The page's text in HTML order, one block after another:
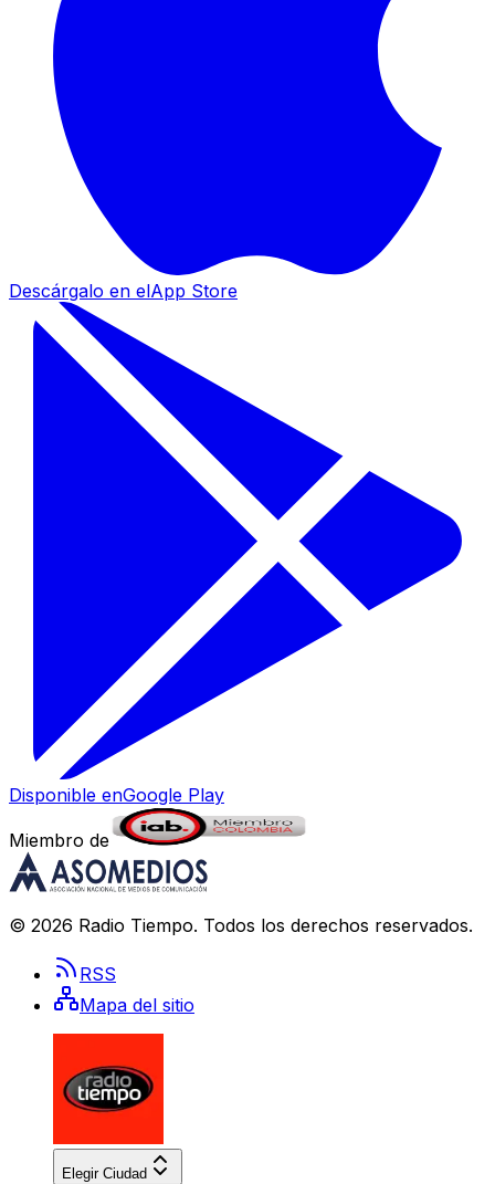
Descárgalo en elApp Store
Disponible enGoogle Play
Miembro de
© 2026 Radio Tiempo. Todos los derechos reservados.
RSS
Mapa del sitio
Elegir Ciudad